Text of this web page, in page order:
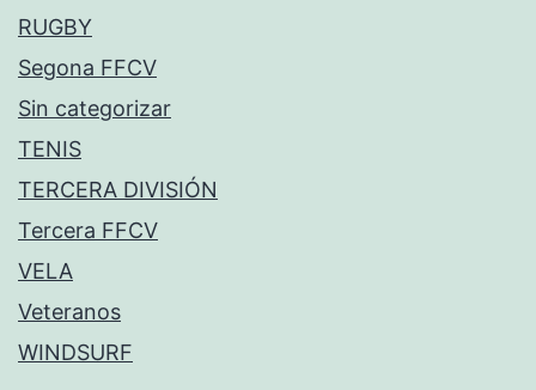
RUGBY
Segona FFCV
Sin categorizar
TENIS
TERCERA DIVISIÓN
Tercera FFCV
VELA
Veteranos
WINDSURF